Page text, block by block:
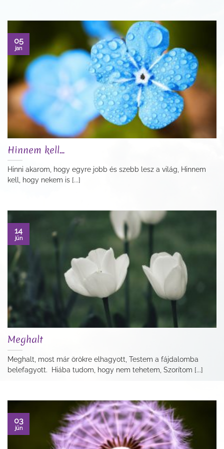
Hinnem kell…
Hinni akarom, hogy egyre jobb és szebb lesz a világ, Hinnem
kell, hogy nekem is [...]
05
jan
Meghalt
Meghalt, most már örökre elhagyott, Testem a fájdalomba
belefagyott. Hiába tudom, hogy nem tehetem, Szorítom [...]
14
jún
03
jún